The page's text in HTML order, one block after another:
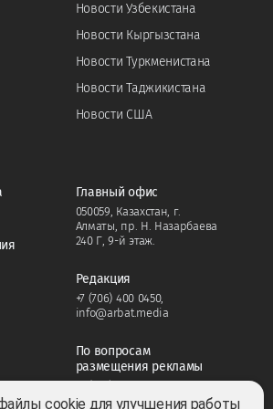
Новости Узбекистана
Новости Кыргызстана
Новости Туркменистана
Новости Таджикистана
Новости США
Главный офис
050059, Казахстан, г.
Алматы, пр. Н. Назарбаева
240 Г, 9-й этаж.
Редакция
+7 (706) 400 0450,
info@arbat.media
По вопросам
размещения рекламы
adv@arbat.media
cookie для улучшения работы